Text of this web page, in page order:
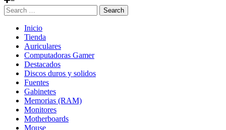
Search
Inicio
Tienda
Auriculares
Computadoras Gamer
Destacados
Discos duros y solidos
Fuentes
Gabinetes
Memorias (RAM)
Monitores
Motherboards
Mouse